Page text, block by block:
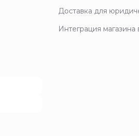
Доставка для
Интеграция